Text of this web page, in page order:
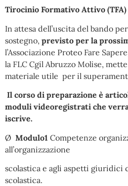
Tirocinio Formativo Attivo
In attesa dell’uscita del bando
sostegno, previsto per la
l’Associazione Proteo Fare
la FLC Cgil Abruzzo Molise,
materiale utile per il
Il corso di preparazione è
moduli videoregistrati che
iscrive.
Ø Modulo1 Competenze
all’organizzazione
scolastica e agli aspetti giuridici
scolastica.